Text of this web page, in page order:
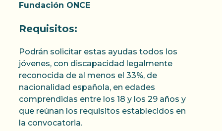
Fundación ONCE
Requisitos:
Podrán solicitar estas ayudas todos los
jóvenes, con discapacidad legalmente
reconocida de al menos el 33%, de
nacionalidad española, en edades
comprendidas entre los 18 y los 29 años y
que reúnan los requisitos establecidos en
la convocatoria.